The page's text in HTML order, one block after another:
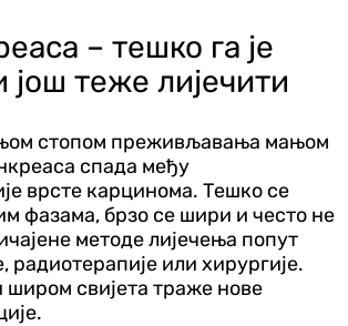
– тешко га је
још теже лијечити
стопом преживљавања мањом
спада међу
врсте карцинома. Тешко се
фазама, брзо се шири и често не
методе лијечења попут
радиотерапије или хирургије.
широм свијета траже нове